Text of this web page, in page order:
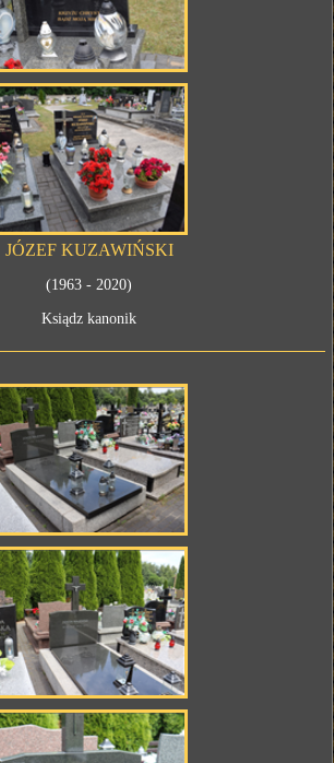
JÓZEF KUZAWIŃSKI
(1963 - 2020)
Ksiądz kanonik